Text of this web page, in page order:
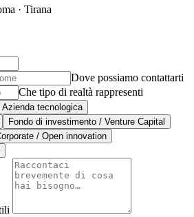
· Tirana
Dove possiamo contattarti
Che tipo di realtà rappresenti
Azienda tecnologica
Fondo di investimento / Venture Capital
/ Open innovation